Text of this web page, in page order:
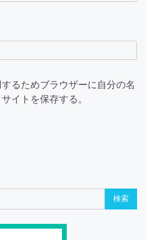
るためブラウザーに自分の名
イトを保存する。